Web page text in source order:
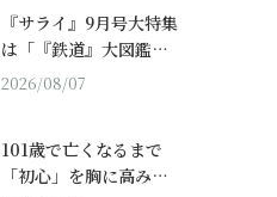
『サライ』9月号大特集
は「『鉄道』大図鑑…
2026/08/07
101歳で亡くなるまで
「初心」を胸に高み…